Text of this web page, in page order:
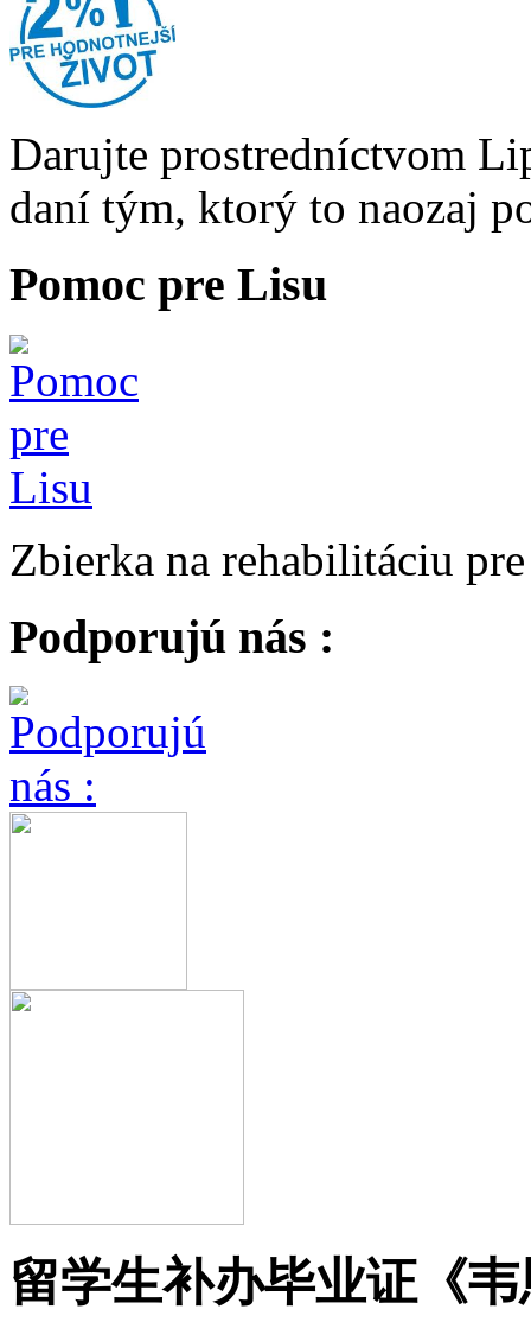
Darujte prostredníctvom
daní tým, ktorý to naozaj
Pomoc pre Lisu
Zbierka na rehabilitáciu
Podporujú nás :
留学生补办毕业证《